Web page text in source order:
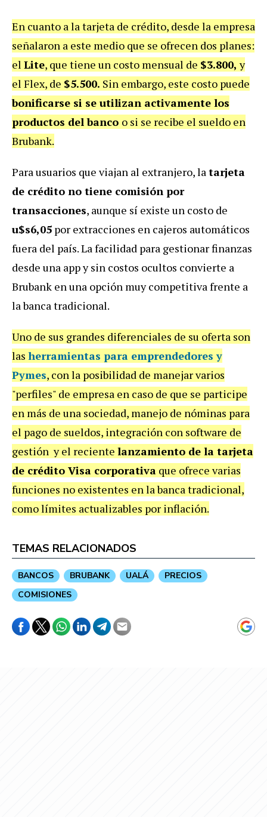
En cuanto a la tarjeta de crédito, desde la empresa
señalaron a este medio que se ofrecen dos planes:
el Lite, que tiene un costo mensual de $3.800, y
el Flex, de $5.500. Sin embargo, este costo puede
bonificarse si se utilizan activamente los
productos del banco o si se recibe el sueldo en
Brubank.
Para usuarios que viajan al extranjero, latarjeta
de crédito no tiene comisión por
transacciones, aunque sí existe un costo de
u$s6,05 por extracciones en cajeros automáticos
fuera del país. La facilidad para gestionar finanzas
desde una app y sin costos ocultos convierte a
Brubank en una opción muy competitiva frente a
la banca tradicional.
Uno de sus grandes diferenciales de su oferta son
las herramientas para emprendedores y
Pymes, con la posibilidad de manejar varios
"perfiles" de empresa en caso de que se participe
en más de una sociedad, manejo de nóminas para
el pago de sueldos, integración con software de
gestión y el reciente lanzamiento de la tarjeta
de crédito Visa corporativa que ofrece varias
funciones no existentes en la banca tradicional,
como límites actualizables por inflación.
TEMAS RELACIONADOS
BANCOS BRUBANK UALÁ
PRECIOS
COMISIONES